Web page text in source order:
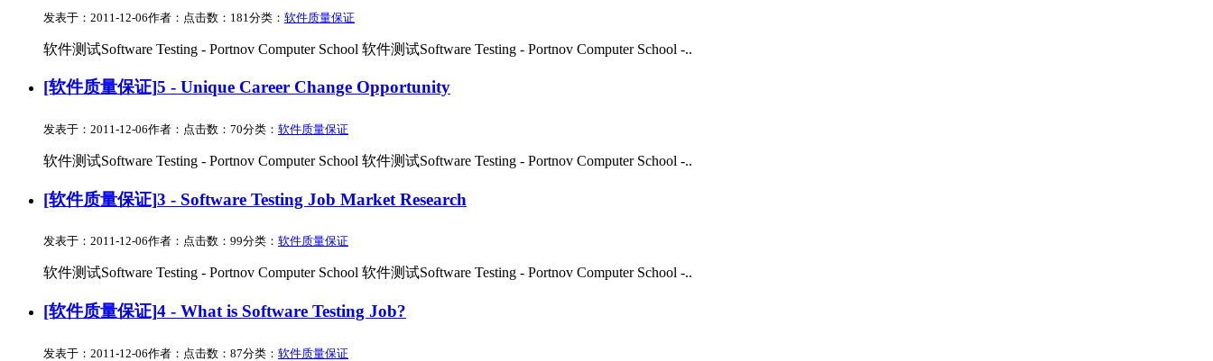
发表于：2011-12-06作者： 点击数：181 分类： 软件质量保证
软件测试Software Testing - Portnov Computer School 软件测试Software Testing - Portnov Computer School -..
[软件质量保证]5 - Unique Career Change Opportunity
发表于：2011-12-06作者： 点击数：70分类： 软件质量保证
软件测试Software Testing - Portnov Computer School 软件测试Software Testing - Portnov Computer School -..
[软件质量保证]3 - Software Testing Job Market Research
发表于：2011-12-06作者： 点击数：99分类： 软件质量保证
软件测试Software Testing - Portnov Computer School 软件测试Software Testing - Portnov Computer School -..
[软件质量保证]4 - What is Software Testing Job?
发表于：2011-12-06作者： 点击数：87分类： 软件质量保证